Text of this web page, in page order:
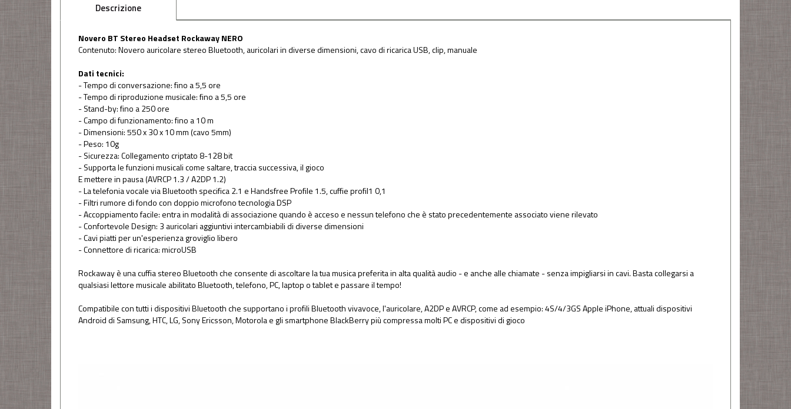
Descrizione
Novero BT Stereo Headset Rockaway NERO
Contenuto: Novero auricolare stereo Bluetooth, auricolari in diverse dimensioni, cavo di ricarica USB, clip, manuale
Dati tecnici:
- Tempo di conversazione: fino a 5,5 ore
- Tempo di riproduzione musicale: fino a 5,5 ore
- Stand-by: fino a 250 ore
- Campo di funzionamento: fino a 10 m
- Dimensioni: 550 x 30 x 10 mm (cavo 5mm)
- Peso: 10g
- Sicurezza: Collegamento criptato 8-128 bit
- Supporta le funzioni musicali come saltare, traccia successiva, il gioco
E mettere in pausa (AVRCP 1.3 / A2DP 1.2)
- La telefonia vocale via Bluetooth specifica 2.1 e Handsfree Profile 1.5, cuffie profil1 0,1
- Filtri rumore di fondo con doppio microfono tecnologia DSP
- Accoppiamento facile: entra in modalità di associazione quando è acceso e nessun telefono che è stato precedentemente associato viene rilevato
- Confortevole Design: 3 auricolari aggiuntivi intercambiabili di diverse dimensioni
- Cavi piatti per un'esperienza groviglio libero
- Connettore di ricarica: microUSB
Rockaway è una cuffia stereo Bluetooth che consente di ascoltare la tua musica preferita in alta qualità audio - e anche alle chiamate - senza impigliarsi in cavi. Basta collegarsi a
qualsiasi lettore musicale abilitato Bluetooth, telefono, PC, laptop o tablet e passare il tempo!
Compatibile con tutti i dispositivi Bluetooth che supportano i profili Bluetooth vivavoce, l'auricolare, A2DP e AVRCP, come ad esempio: 4S/4/3GS Apple iPhone, attuali dispositivi
Android di Samsung, HTC, LG, Sony Ericsson, Motorola e gli smartphone BlackBerry più compressa molti PC e dispositivi di gioco